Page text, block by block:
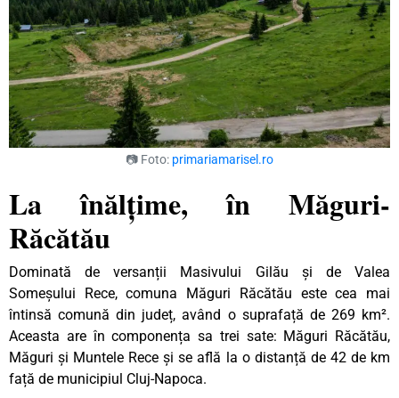
📷 Foto: primariamarisel.ro
La înălțime, în Măguri-
Răcătău
Dominată de versanții Masivului Gilău și de Valea
Someșului Rece, comuna Măguri Răcătău este cea mai
întinsă comună din județ, având o suprafață de 269 km².
Aceasta are în componența sa trei sate: Măguri Răcătău,
Măguri și Muntele Rece și se află la o distanță de 42 de km
față de municipiul Cluj-Napoca.